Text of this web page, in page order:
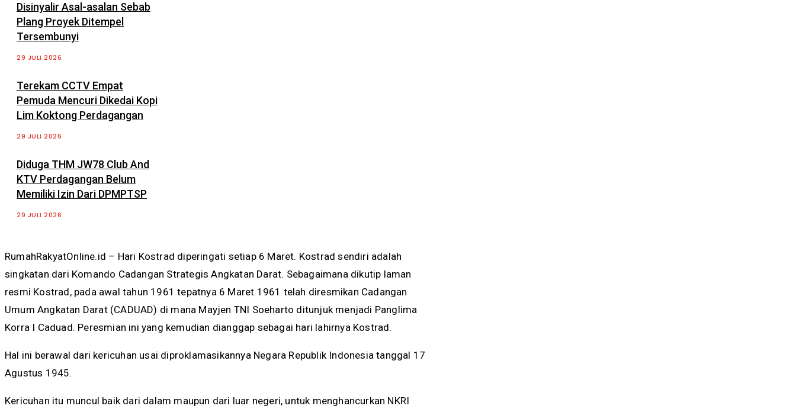
Disinyalir Asal-asalan Sebab
Plang Proyek Ditempel
Tersembunyi
29 JULI 2026
Terekam CCTV Empat
Pemuda Mencuri Dikedai Kopi
Lim Koktong Perdagangan
29 JULI 2026
Diduga THM JW78 Club And
KTV Perdagangan Belum
Memiliki Izin Dari DPMPTSP
29 JULI 2026
RumahRakyatOnline.id – Hari Kostrad diperingati setiap 6 Maret. Kostrad sendiri adalah
singkatan dari Komando Cadangan Strategis Angkatan Darat. Sebagaimana dikutip laman
resmi Kostrad, pada awal tahun 1961 tepatnya 6 Maret 1961 telah diresmikan Cadangan
Umum Angkatan Darat (CADUAD) di mana Mayjen TNI Soeharto ditunjuk menjadi Panglima
Korra I Caduad. Peresmian ini yang kemudian dianggap sebagai hari lahirnya Kostrad.
Hal ini berawal dari kericuhan usai diproklamasikannya Negara Republik Indonesia tanggal 17
Agustus 1945.
Kericuhan itu muncul baik dari dalam maupun dari luar negeri, untuk menghancurkan NKRI